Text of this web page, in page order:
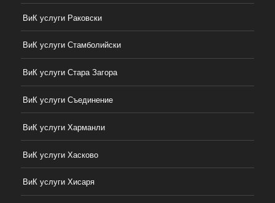
ВиК услуги Раковски
ВиК услуги Стамболийски
ВиК услуги Стара Загора
ВиК услуги Съединение
ВиК услуги Харманли
ВиК услуги Хасково
ВиК услуги Хисаря